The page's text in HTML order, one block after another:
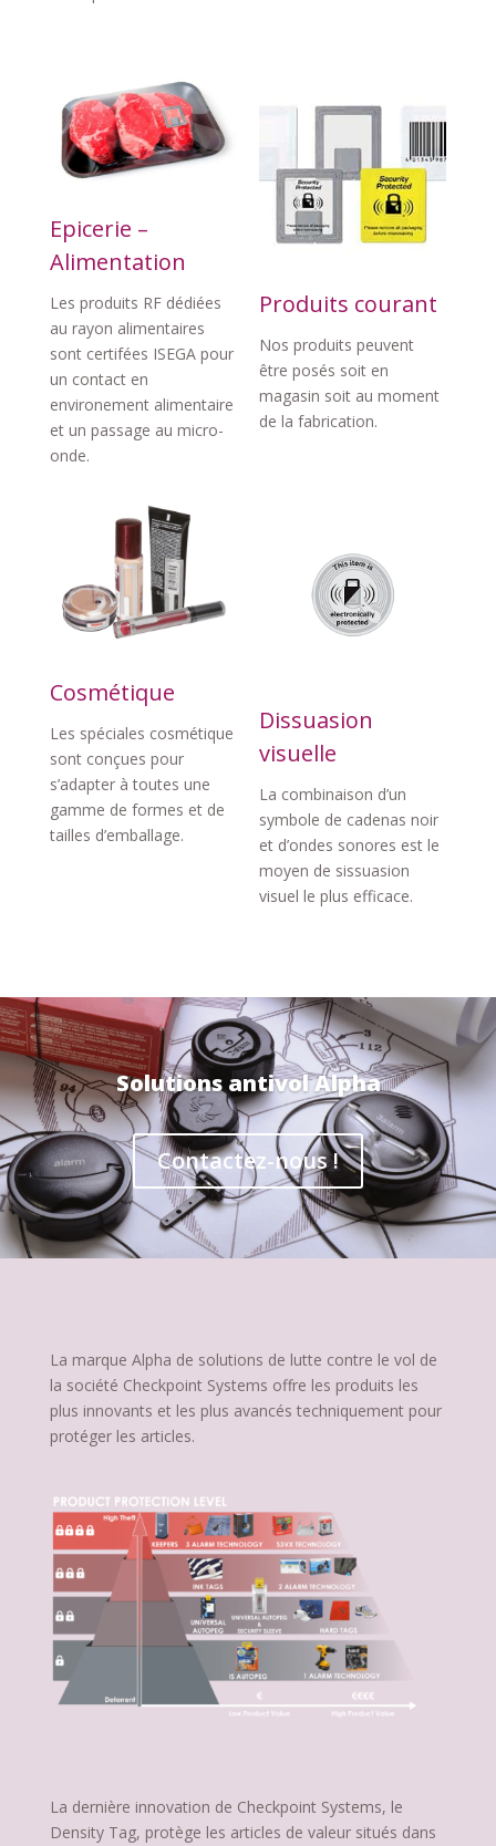
Epicerie –
Alimentation
Les produits RF dédiées
au rayon alimentaires
sont certifées ISEGA pour
un contact en
environement alimentaire
et un passage au micro-
onde.
Produits courant
Nos produits peuvent
être posés soit en
magasin soit au moment
de la fabrication.
Cosmétique
Les spéciales cosmétique
sont conçues pour
s’adapter à toutes une
gamme de formes et de
tailles d’emballage.
Dissuasion
visuelle
La combinaison d’un
symbole de cadenas noir
et d’ondes sonores est le
moyen de sissuasion
visuel le plus efficace.
Solutions antivol Alpha
Contactez-nous !
La marque Alpha de solutions de lutte contre le vol de
la société Checkpoint Systems offre les produits les
plus innovants et les plus avancés techniquement pour
protéger les articles.
La dernière innovation de Checkpoint Systems, le
Density Tag, protège les articles de valeur situés dans